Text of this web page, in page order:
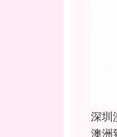
深圳
澳洲